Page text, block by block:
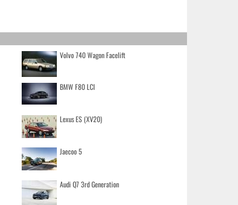
Volvo 740 Wagon Facelift
BMW F80 LCI
Lexus ES (XV20)
Jaecoo 5
Audi Q7 3rd Generation